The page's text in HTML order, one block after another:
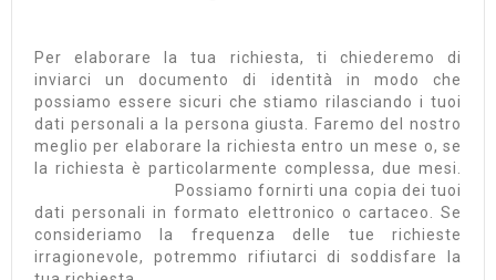
Per elaborare la tua richiesta, ti chiederemo di
inviarci un documento di identità in modo che
possiamo essere sicuri che stiamo rilasciando i tuoi
dati personali a la persona giusta. Faremo del nostro
meglio per elaborare la richiesta entro un mese o, se
la richiesta è particolarmente complessa, due mesi.
Possiamo fornirti una copia dei tuoi
dati personali in formato elettronico o cartaceo. Se
consideriamo la frequenza delle tue richieste
irragionevole, potremmo rifiutarci di soddisfare la